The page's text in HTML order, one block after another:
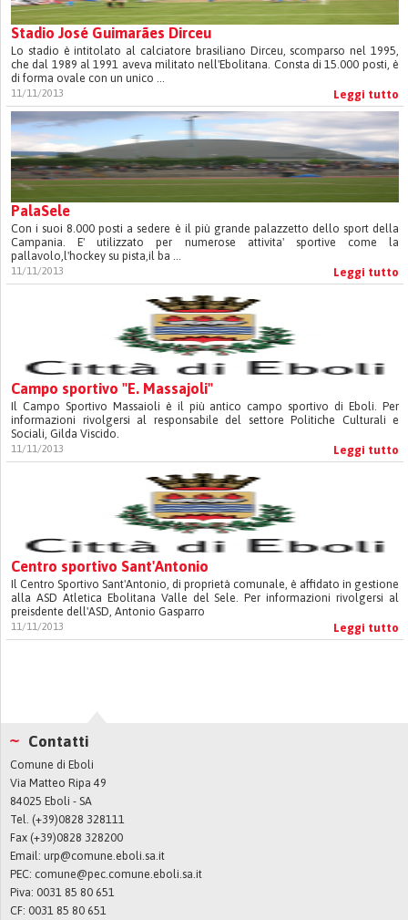
Stadio José Guimarães Dirceu
Lo stadio è intitolato al calciatore brasiliano Dirceu, scomparso nel 1995,
che dal 1989 al 1991 aveva militato nell'Ebolitana. Consta di 15.000 posti, è
di forma ovale con un unico ...
11/11/2013 Leggi tutto
PalaSele
Con i suoi 8.000 posti a sedere è il più grande palazzetto dello sport della
Campania. E' utilizzato per numerose attivita' sportive come la
pallavolo,l'hockey su pista,il ba ...
11/11/2013 Leggi tutto
Campo sportivo "E. Massajoli"
Il Campo Sportivo Massaioli è il più antico campo sportivo di Eboli. Per
informazioni rivolgersi al responsabile del settore Politiche Culturali e
Sociali, Gilda Viscido.
11/11/2013 Leggi tutto
Centro sportivo Sant'Antonio
Il Centro Sportivo Sant'Antonio, di proprietà comunale, è affidato in gestione
alla ASD Atletica Ebolitana Valle del Sele. Per informazioni rivolgersi al
preisdente dell'ASD, Antonio Gasparro
11/11/2013 Leggi tutto
Contatti
Comune di Eboli
Via Matteo Ripa 49
84025 Eboli - SA
Tel. (+39)0828 328111
Fax (+39)0828 328200
Email: urp@comune.eboli.sa.it
PEC: comune@pec.comune.eboli.sa.it
Piva: 0031 85 80 651
CF: 0031 85 80 651